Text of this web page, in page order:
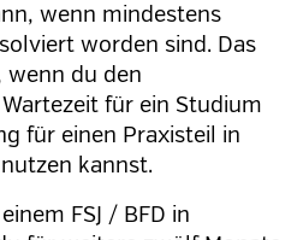
wenn mindestens
worden sind. Das
wenn du den
für ein Studium
für einen Praxisteil in
kannst.
FSJ / BFD in